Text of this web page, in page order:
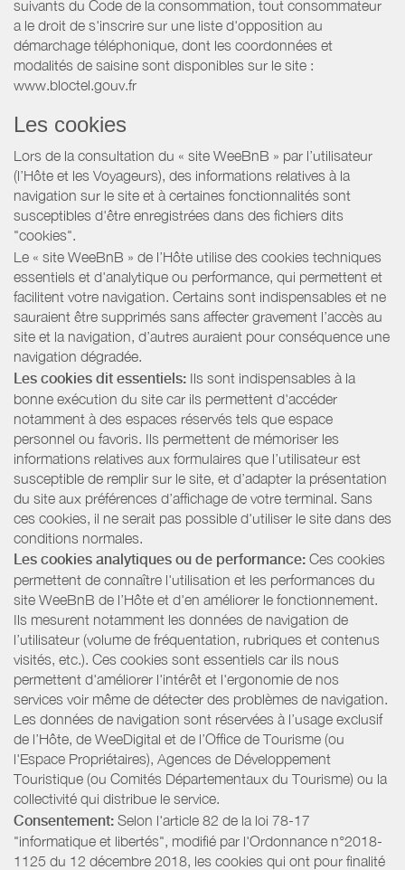
suivants du Code de la consommation, tout consommateur
a le droit de s'inscrire sur une liste d'opposition au
démarchage téléphonique, dont les coordonnées et
modalités de saisine sont disponibles sur le site :
www.bloctel.gouv.fr
Les cookies
Lors de la consultation du « site WeeBnB » par l’utilisateur
(l’Hôte et les Voyageurs), des informations relatives à la
navigation sur le site et à certaines fonctionnalités sont
susceptibles d'être enregistrées dans des fichiers dits
"cookies".
Le « site WeeBnB » de l’Hôte utilise des cookies techniques
essentiels et d'analytique ou performance, qui permettent et
facilitent votre navigation. Certains sont indispensables et ne
sauraient être supprimés sans affecter gravement l’accès au
site et la navigation, d’autres auraient pour conséquence une
navigation dégradée.
Les cookies dit essentiels: Ils sont indispensables à la
bonne exécution du site car ils permettent d'accéder
notamment à des espaces réservés tels que espace
personnel ou favoris. Ils permettent de mémoriser les
informations relatives aux formulaires que l’utilisateur est
susceptible de remplir sur le site, et d’adapter la présentation
du site aux préférences d’affichage de votre terminal. Sans
ces cookies, il ne serait pas possible d'utiliser le site dans des
conditions normales.
Les cookies analytiques ou de performance: Ces cookies
permettent de connaître l'utilisation et les performances du
site WeeBnB de l’Hôte et d'en améliorer le fonctionnement.
Ils mesurent notamment les données de navigation de
l’utilisateur (volume de fréquentation, rubriques et contenus
visités, etc.). Ces cookies sont essentiels car ils nous
permettent d'améliorer l'intérêt et l'ergonomie de nos
services voir même de détecter des problèmes de navigation.
Les données de navigation sont réservées à l’usage exclusif
de l’Hôte, de WeeDigital et de l’Office de Tourisme (ou
l'Espace Propriétaires), Agences de Développement
Touristique (ou Comités Départementaux du Tourisme) ou la
collectivité qui distribue le service.
Consentement: Selon l'article 82 de la loi 78-17
"informatique et libertés", modifié par l'Ordonnance n°2018-
1125 du 12 décembre 2018, les cookies qui ont pour finalité